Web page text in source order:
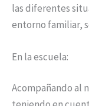
las diferentes
entorno familiar,
En la escuela:
Acompañando al